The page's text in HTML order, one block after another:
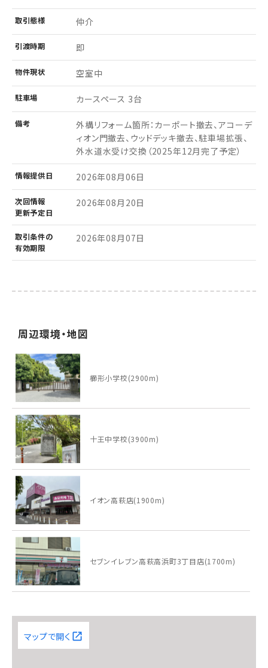
取引態様 仲介
引渡時期 即
物件現状 空室中
駐車場 カースペース 3台
備考
外構リフォーム箇所：カーポート撤去、アコーデ
ィオン門撤去、ウッドデッキ撤去、駐車場拡張、
外水道水受け交換（2025年12月完了予定）
情報提供日 2026年08月06日
次回情報
更新予定日
2026年08月20日
取引条件の
有効期限
2026年08月07日
周辺環境・地図
櫛形小学校(2900m)
十王中学校(3900m)
イオン高萩店(1900m)
セブンイレブン高萩高浜町3丁目店(1700m)
マップで開く